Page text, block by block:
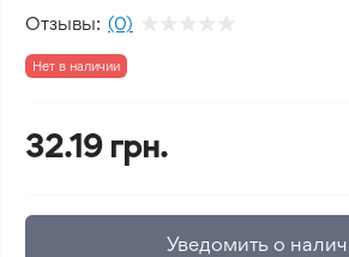
Отзывы: (0)
Нет в наличии
32.19 грн.
Уведомить о